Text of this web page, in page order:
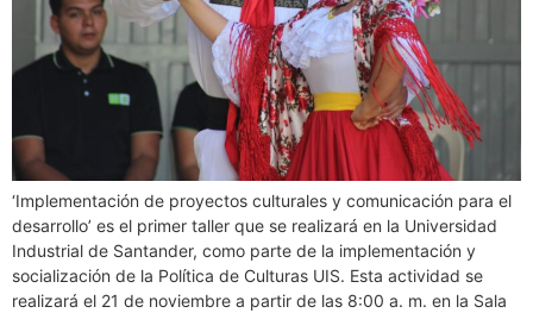
‘Implementación de proyectos culturales y comunicación para el
desarrollo’ es el primer taller que se realizará en la Universidad
Industrial de Santander, como parte de la implementación y
socialización de la Política de Culturas UIS. Esta actividad se
realizará el 21 de noviembre a partir de las 8:00 a. m. en la Sala